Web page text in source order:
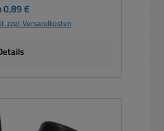
Preis:
0,89 €
zzgl. Versandkosten